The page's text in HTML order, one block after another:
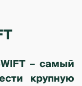
– самый
крупную